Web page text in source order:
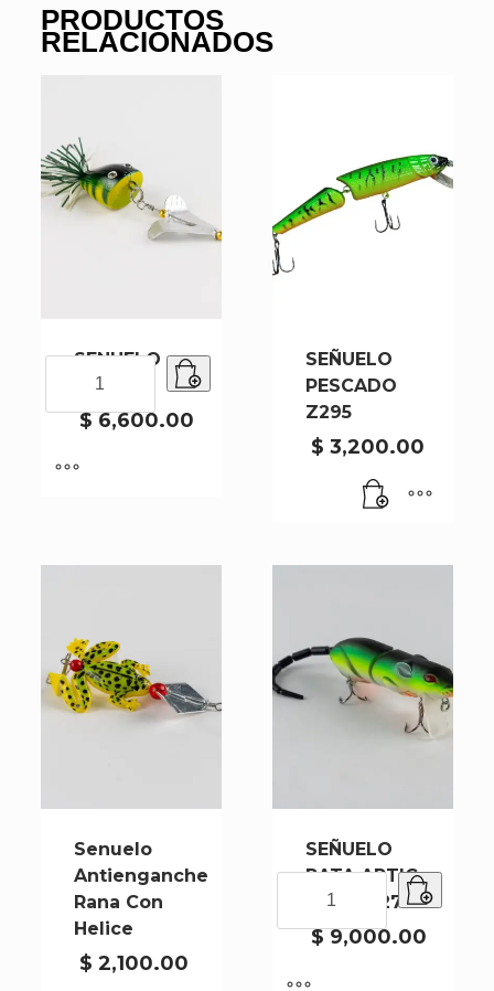
PRODUCTOS
RELACIONADOS
SENUELO
SF3-002
$6,600.00
002
SEÑUELO
PESCADO
Z295
$ 3,200.00
Senuelo
Antienganche
Rana Con
Helice
$ 2,100.00
SEÑUELO
RATA ARTIC
WS-N-027
$9,000.00
ARTIC
N-